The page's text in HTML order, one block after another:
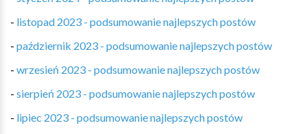
- listopad 2023 - podsumowanie najlepszych postów
- październik 2023 - podsumowanie najlepszych postów
- wrzesień 2023 - podsumowanie najlepszych postów
- sierpień 2023 - podsumowanie najlepszych postów
- lipiec 2023 - podsumowanie najlepszych postów